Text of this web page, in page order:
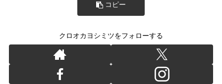
コピー
クロオカヨシミツをフォローする